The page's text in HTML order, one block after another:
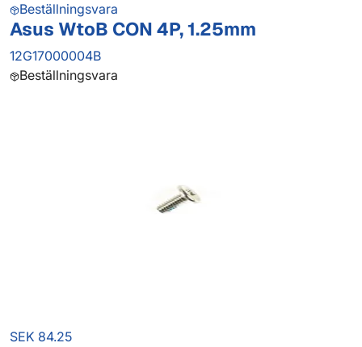
Beställningsvara
Asus WtoB CON 4P, 1.25mm
12G17000004B
Beställningsvara
SEK 84.25